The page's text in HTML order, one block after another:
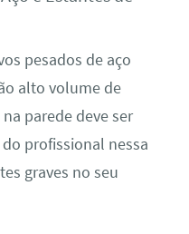
pesados de aço
alto volume de
parede deve ser
profissional nessa
graves no seu